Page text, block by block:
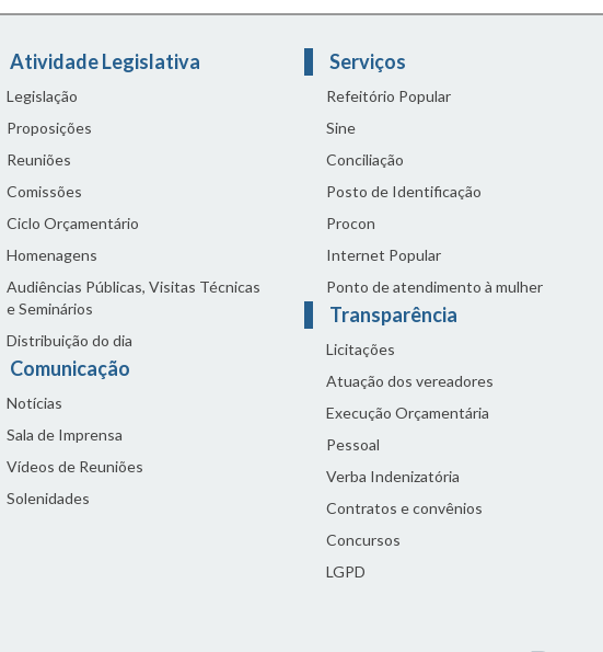
Atividade Legislativa
Legislação
Proposições
Reuniões
Comissões
Ciclo Orçamentário
Homenagens
Audiências Públicas, Visitas Técnicas
e Seminários
Distribuição do dia
Comunicação
Notícias
Sala de Imprensa
Vídeos de Reuniões
Solenidades
Serviços
Refeitório Popular
Sine
Conciliação
Posto de Identificação
Procon
Internet Popular
Ponto de atendimento à mulher
Transparência
Licitações
Atuação dos vereadores
Execução Orçamentária
Pessoal
Verba Indenizatória
Contratos e convênios
Concursos
LGPD